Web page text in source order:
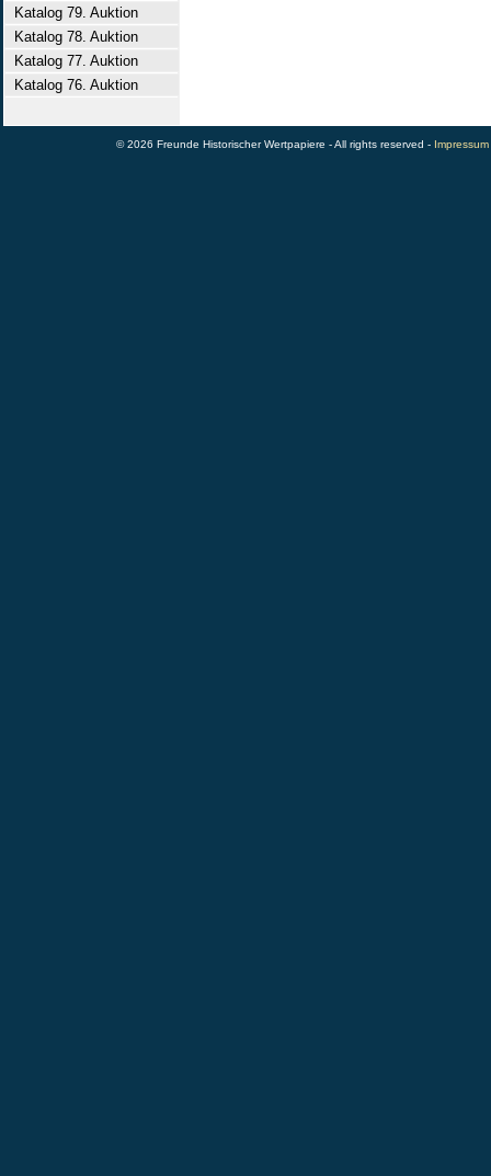
Katalog 79. Auktion
Katalog 78. Auktion
Katalog 77. Auktion
Katalog 76. Auktion
© 2026 Freunde Historischer Wertpapiere - All rights reserved - Impressum